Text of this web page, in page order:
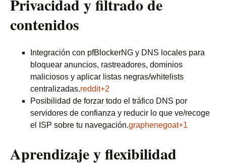
Privacidad y filtrado de
contenidos
Integración con pfBlockerNG y DNS locales para
bloquear anuncios, rastreadores, dominios
maliciosos y aplicar listas negras/whitelists
centralizadas.reddit+2
Posibilidad de forzar todo el tráfico DNS por
servidores de confianza y reducir lo que ve/recoge
el ISP sobre tu navegación.graphenegoat+1
Aprendizaje y flexibilidad